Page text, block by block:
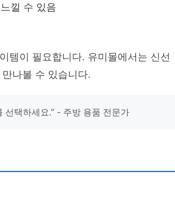
낄 수 있음
템이 필요합니다. 유미몰에서는 신선
나볼 수 있습니다.
선택하세요.” - 주방 용품 전문가